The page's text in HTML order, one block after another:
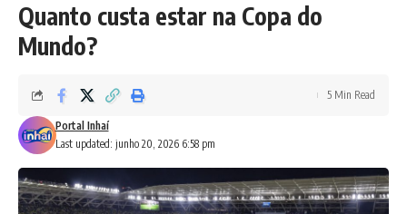
Quanto custa estar na Copa do
Mundo?
Last updated: junho 20, 2026 6:58 pm
Portal Inhaí
5 Min Read